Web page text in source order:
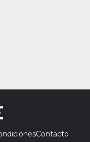
Contacto